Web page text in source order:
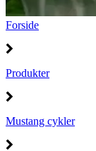
Forside
Produkter
Mustang cykler